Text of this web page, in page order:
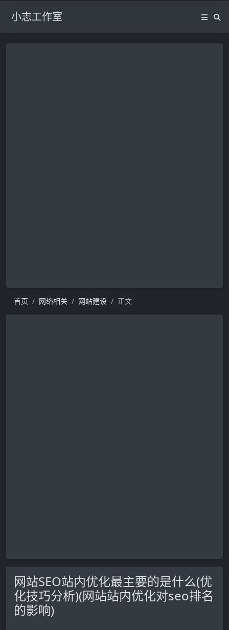
小志工作室
首页 网络相关 网站建设 正文
网站SEO站内优化最主要的是什么(优
化技巧分析)(网站站内优化对seo排名
的影响)